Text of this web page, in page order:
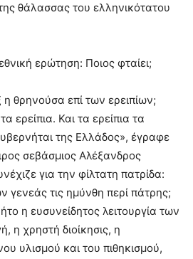
θάλασσας του ελληνικότατου
ερώτηση: Ποιος φταίει;
η θρηνούσα επί των ερειπίων;
ερείπια. Και τα ερείπια τα
της Ελλάδος», έγραφε
σεβάσμιος Αλέξανδρος
για την φίλτατη πατρίδα:
γενεάς τις ημύνθη περί πάτρης;
η ευσυνείδητος λειτουργία των
η χρηστή διοίκησις, η
υλισμού και του πιθηκισμού,